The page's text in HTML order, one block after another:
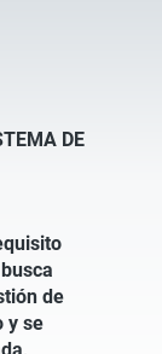
DE
de
y se